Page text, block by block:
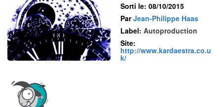
Sorti le: 08/10/2015
ParJean-Philippe Haas
Label: Autoproduction
Site:
http://www.kardaestra.co.u
k/